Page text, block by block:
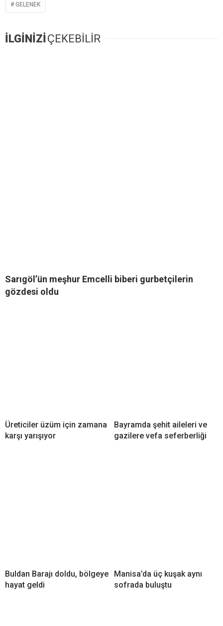
GELENEK
İLGİNİZİÇEKEBİLİR
Sarıgöl’ün meşhur Emcelli biberi gurbetçilerin
gözdesi oldu
Üreticiler üzüm için zamana
karşı yarışıyor
Bayramda şehit aileleri ve
gazilere vefa seferberliği
Buldan Barajı doldu, bölgeye
hayat geldi
Manisa’da üç kuşak aynı
sofrada buluştu